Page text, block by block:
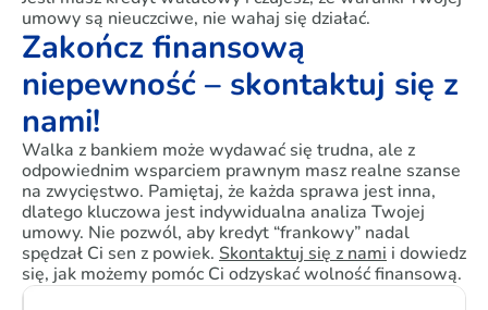
umowy są nieuczciwe, nie wahaj się działać.
Zakończ finansową
niepewność – skontaktuj się z
nami!
Walka z bankiem może wydawać się trudna, ale z
odpowiednim wsparciem prawnym masz realne szanse
na zwycięstwo. Pamiętaj, że każda sprawa jest inna,
dlatego kluczowa jest indywidualna analiza Twojej
umowy. Nie pozwól, aby kredyt “frankowy” nadal
spędzał Ci sen z powiek. Skontaktuj się z nami i dowiedz
się, jak możemy pomóc Ci odzyskać wolność finansową.